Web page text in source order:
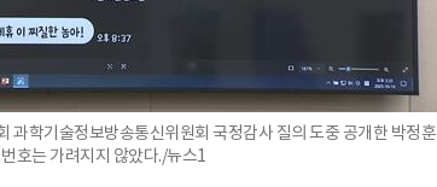
과학기술정보방송통신위원회 국정감사 질의 도중 공개한 박정훈
호는 가려지지 않았다./뉴스1